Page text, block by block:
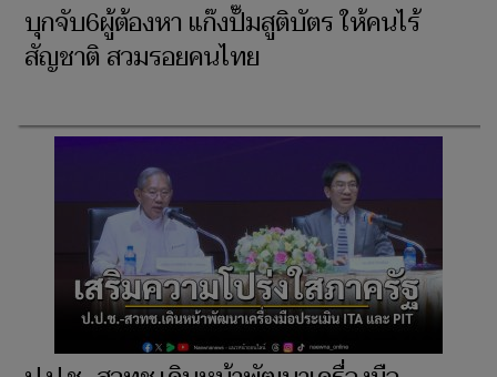
บุกจับ6ผู้ต้องหา แก๊งปั๊มสูติบัตร ให้คนไร้
สัญชาติ สวมรอยคนไทย